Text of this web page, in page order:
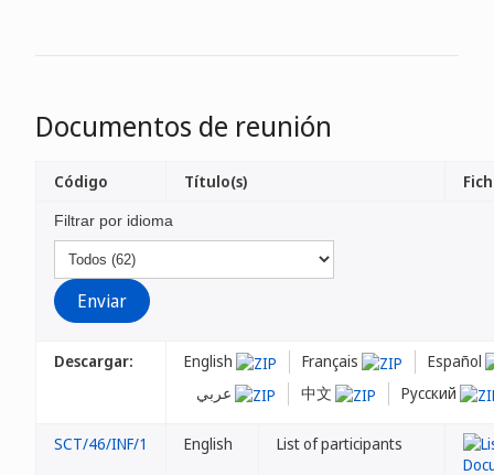
Documentos de reunión
Filtrar por idioma
Descargar: English Français
Español
中文 Русский
Código Título(s)
SCT/46/INF/1 English List of participants